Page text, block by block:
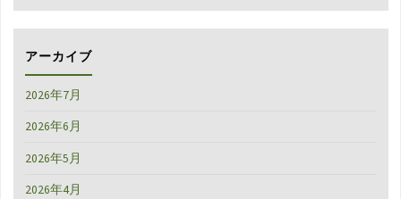
た"
アーカイブ
2026年7月
2026年6月
2026年5月
2026年4月